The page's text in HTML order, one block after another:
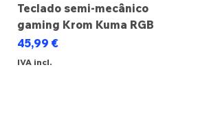
Teclado semi-mecânico
gaming Krom Kuma RGB
Preço
45,99 €
IVA incl.